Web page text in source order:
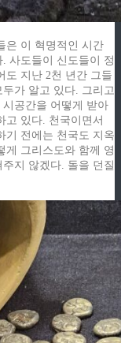
은 이 혁명적인 시간
사도들이 신도들이 정
도 지난 2천 년간 그들
가 알고 있다. 그리고
공간을 어떻게 받아
고 있다. 천국이면서
기 전에는 천국도 지옥
게 그리스도와 함께 영
지 않겠다. 돌을 던질